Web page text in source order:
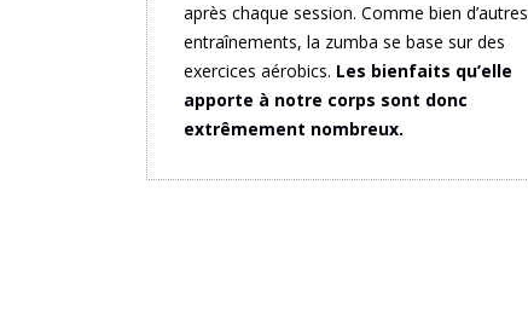
après chaque session. Comme bien d’autres
entraînements, la zumba se base sur des
exercices aérobics. Les bienfaits qu’elle
apporte à notre corps sont donc
extrêmement nombreux.